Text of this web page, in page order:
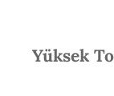
Yüksek